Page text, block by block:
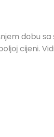
dobu
cijeni.